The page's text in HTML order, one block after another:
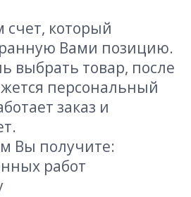
который
Вами позицию.
выбрать товар, после
персональный
заказ и
Вы получите:
работ